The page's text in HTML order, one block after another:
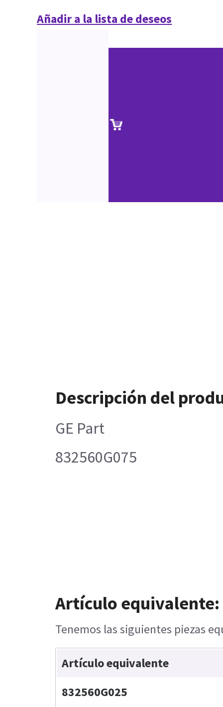
Añadir a la lista de deseos
Descripción del
GE Part
832560G075
Artículo equivalente:
Tenemos las siguientes piezas
Artículo equivalente
832560G025